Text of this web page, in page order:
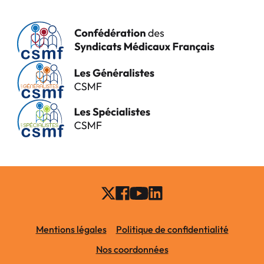
Mentions légales
Politique de confidentialité
Nos coordonnées